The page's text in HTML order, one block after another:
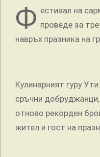
Ф естивал на
проведе за
навръх празника на
Кулинарният гуру
сръчни
отново рекорден
жител и гост на